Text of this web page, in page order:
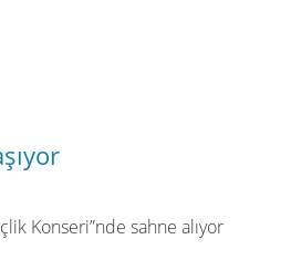
Konseri”nde sahne alıyor